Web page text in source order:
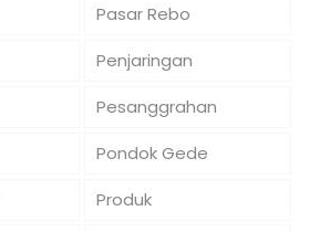
Pasar Rebo
Penjaringan
Pesanggrahan
Pondok Gede
Produk